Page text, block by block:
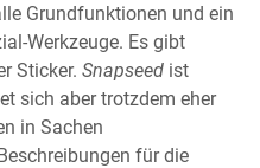
Grundfunktionen und ein
Werkzeuge. Es gibt
Sticker. Snapseed ist
sich aber trotzdem eher
in Sachen
für die